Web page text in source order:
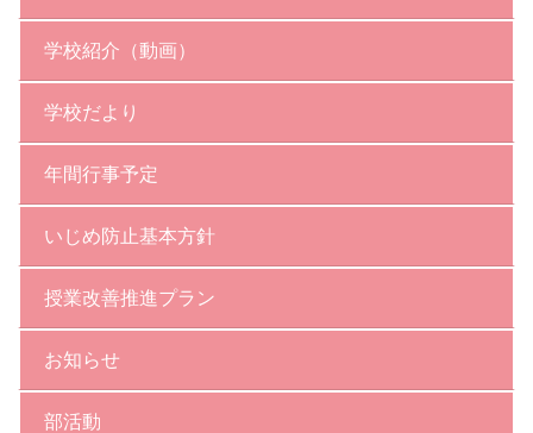
学校紹介（動画）
学校だより
年間行事予定
いじめ防止基本方針
授業改善推進プラン
お知らせ
部活動